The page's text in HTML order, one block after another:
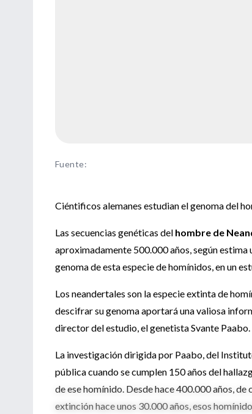
Fuente:
Ciéntificos alemanes estudian el genoma del
Las secuencias genéticas del hombre de
aproximadamente 500.000 años, según
genoma de esta especie de homínidos, en un
Los neandertales son la especie extinta de
descifrar su genoma aportará una valiosa
director del estudio, el genetista Svante Paabo.
La investigación dirigida por Paabo, del
pública cuando se cumplen 150 años del
de ese homínido. Desde hace 400.000 años,
extinción hace unos 30.000 años, esos